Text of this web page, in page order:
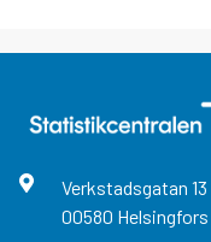
Verkstadsgatan 13
00580 Helsingfors